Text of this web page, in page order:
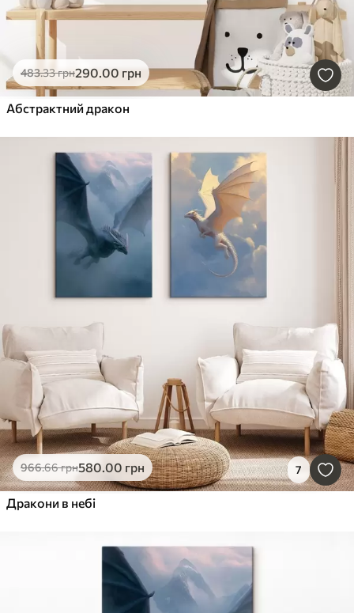
483.33грн290.00 грн
Абстрактний дракон
966.66грн580.00 грн 7
Дракони в небі